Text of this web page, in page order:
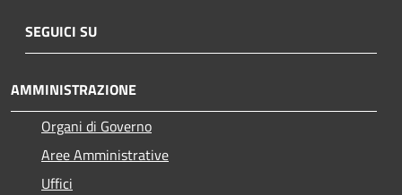
SEGUICI SU
AMMINISTRAZIONE
Organi di Governo
Aree Amministrative
Uffici